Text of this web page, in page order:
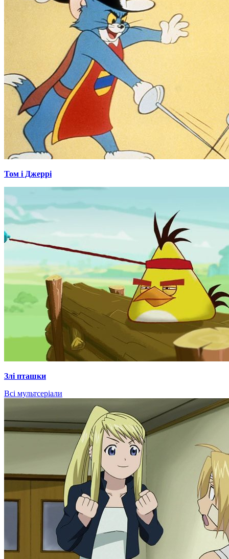
Том і Джеррі
Злі пташки
Всі мультсеріали